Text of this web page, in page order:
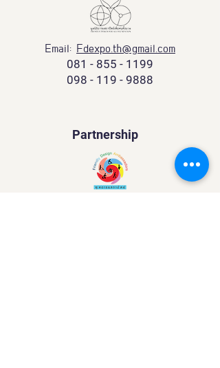
Email: Fdexpo.th@gmail.com
081 - 855 - 1199
098 - 119 - 9888
Partnership